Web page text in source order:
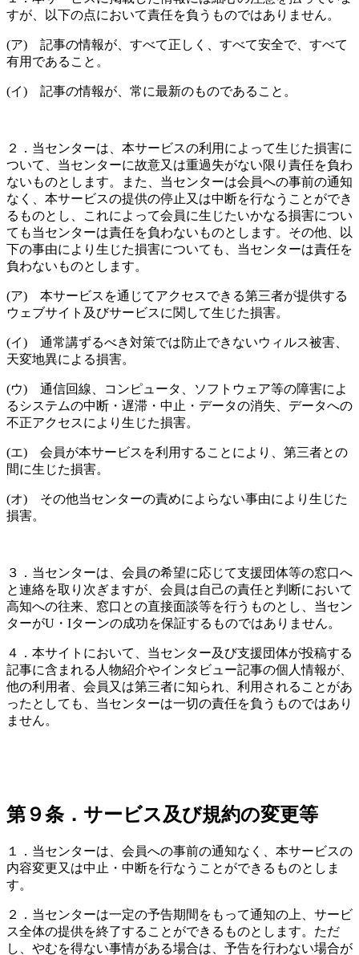
すが、以下の点において責任を負うものではありません。
(ア) 記事の情報が、すべて正しく、すべて安全で、すべて
有用であること。
(イ) 記事の情報が、常に最新のものであること。
２．当センターは、本サービスの利用によって生じた損害に
ついて、当センターに故意又は重過失がない限り責任を負わ
ないものとします。また、当センターは会員への事前の通知
なく、本サービスの提供の停止又は中断を行なうことができ
るものとし、これによって会員に生じたいかなる損害につい
ても当センターは責任を負わないものとします。その他、以
下の事由により生じた損害についても、当センターは責任を
負わないものとします。
(ア) 本サービスを通じてアクセスできる第三者が提供する
ウェブサイト及びサービスに関して生じた損害。
(イ) 通常講ずるべき対策では防止できないウィルス被害、
天変地異による損害。
(ウ) 通信回線、コンピュータ、ソフトウェア等の障害によ
るシステムの中断・遅滞・中止・データの消失、データへの
不正アクセスにより生じた損害。
(エ) 会員が本サービスを利用することにより、第三者との
間に生じた損害。
(オ) その他当センターの責めによらない事由により生じた
損害。
３．当センターは、会員の希望に応じて支援団体等の窓口へ
と連絡を取り次ぎますが、会員は自己の責任と判断において
高知への往来、窓口との直接面談等を行うものとし、当セン
ターがU・Iターンの成功を保証するものではありません。
４．本サイトにおいて、当センター及び支援団体が投稿する
記事に含まれる人物紹介やインタビュー記事の個人情報が、
他の利用者、会員又は第三者に知られ、利用されることがあ
ったとしても、当センターは一切の責任を負うものではあり
ません。
第９条．サービス及び規約の変更等
１．当センターは、会員への事前の通知なく、本サービスの
内容変更又は中止・中断を行なうことができるものとしま
す。
２．当センターは一定の予告期間をもって通知の上、サービ
ス全体の提供を終了することができるものとします。ただ
し、やむを得ない事情がある場合は、予告を行わない場合が